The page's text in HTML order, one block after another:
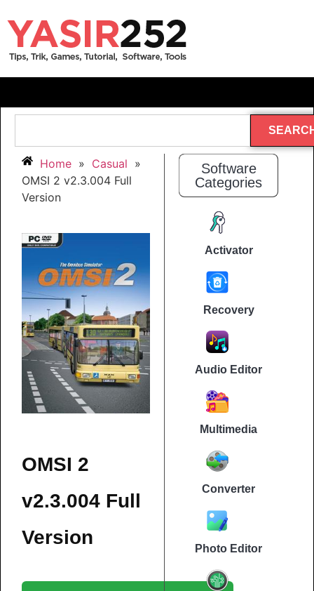
Home » Casual »
OMSI 2 v2.3.004 Full
Version
OMSI 2
v2.3.004 Full
Version
Software
Categories
Activator
Recovery
Audio Editor
Multimedia
Converter
Photo Editor